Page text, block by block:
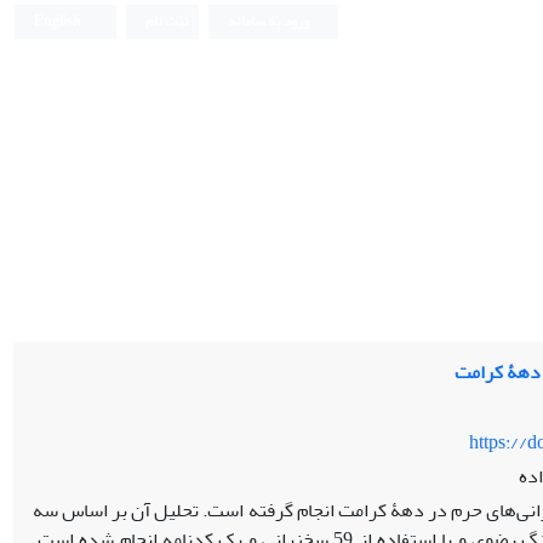
کرامت
https://
حرم در دهۀ کرامت انجام گرفته است. تحلیل آن بر اساس سه